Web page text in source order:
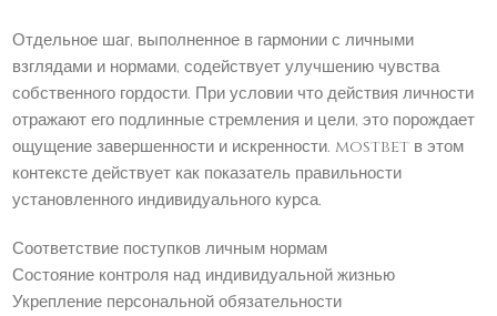
Отдельное шаг, выполненное в гармонии с личными
взглядами и нормами, содействует улучшению чувства
собственного гордости. При условии что действия личности
отражают его подлинные стремления и цели, это порождает
ощущение завершенности и искренности. mostbet в этом
контексте действует как показатель правильности
установленного индивидуального курса.
Соответствие поступков личным нормам
Состояние контроля над индивидуальной жизнью
Укрепление персональной обязательности